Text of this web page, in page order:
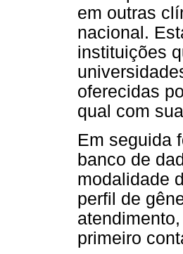
em outras
nacional.
instituições
oferecidas
qual com
Em seguida
banco de
modalidade
perfil de
primeiro